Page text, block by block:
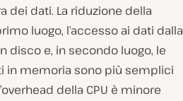
dei dati. La riduzione della
luogo, l’accesso ai dati dalla
disco e, in secondo luogo, le
in memoria sono più semplici
della CPU è minore